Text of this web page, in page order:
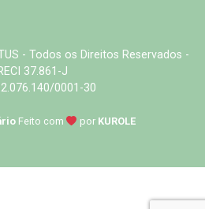
- Todos os Direitos Reservados -
37.861-J
0001-30
Feito com por KUROLE